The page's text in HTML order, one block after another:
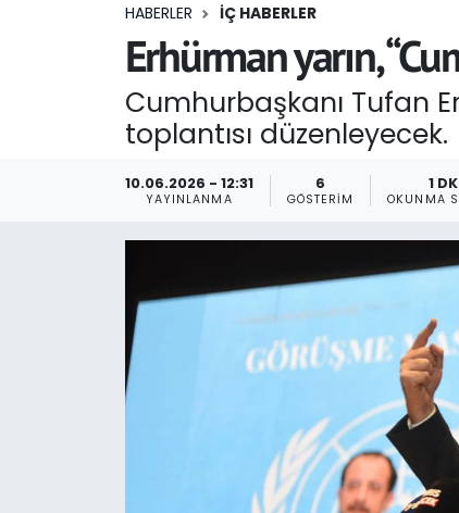
HABERLER İÇ HABERLER
Erhürman yarın,
Cumhurbaşkanı Tufan
toplantısı düzenleyecek.
10.06.2026 - 12:31
YAYINLANMA
6
GÖSTERIM
1 DK
OKUNMA
Foto Galeri
KKTC YEREL SEÇİM 2018
Son Dakika Haberleri
Haber Arşivi